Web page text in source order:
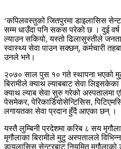
‘कपिलवस्तुको जितपुरमा डाइलासिस
सम्म धाउँदा पनि सकस परेको छ । दुई वर्ष
ल्याउन सकियो, यस्तो ढिलासुस्तीले
स्वास्थ्य सेवा पाउन सक्छन्, कर्मचारी
उनले भने।
२०७० साल पुस १० गते स्थापना भएको
बिरामीले क्याथ ल्याबबाट सेवा
क्याथ ल्याब सेवा सुरु गरेको अस्पतालमा
पेसमेकर, पेरिकार्डियोसेन्टिसिस,
लगायतका सेवा प्रदान हुँदै आएका छन् ।
यस्तै लुम्बिनी प्रदेशमा करिब ८ सय
मृगौलाका बिरामीले मुटु अस्पतालले
डायलासिस सेन्टरबाट नियमित